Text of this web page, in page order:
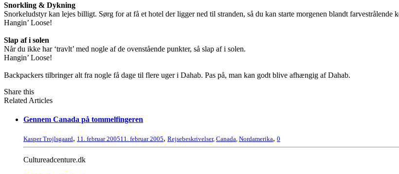
Snorkling & Dykning
Snorkeludstyr kan lejes billigt. Sørg for at få et hotel der ligger ned til stranden, så du kan starte morgenen blandt
Hangin’ Loose!
Slap af i solen
Når du ikke har ‘travlt’ med nogle af de ovenstående punkter, så slap af i solen.
Hangin’ Loose!
Backpackers tilbringer alt fra nogle få dage til flere uger i Dahab. Pas på, man kan godt blive afhængig af Dahab.
Share this
Related Articles
Gennem Canada på tommelfingeren
Kasper Trojlsgaard, 11. februar 200511. februar 2005, Rejsebeskrivelser, Canada, Nordamerika, 0
Cultureadcenture.dk